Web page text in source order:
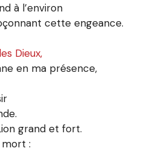
à l’environ
cette engeance.
Dieux,
en ma présence,
grand et fort.
: